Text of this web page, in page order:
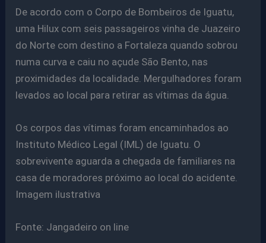
De acordo com o Corpo de Bombeiros de Iguatu,
uma Hilux com seis passageiros vinha de Juazeiro
do Norte com destino a Fortaleza quando sobrou
numa curva e caiu no açude São Bento, nas
proximidades da localidade. Mergulhadores foram
levados ao local para retirar as vítimas da água.
Os corpos das vítimas foram encaminhados ao
Instituto Médico Legal (IML) de Iguatu. O
sobrevivente aguarda a chegada de familiares na
casa de moradores próximo ao local do acidente.
Imagem ilustrativa
Fonte: Jangadeiro on line